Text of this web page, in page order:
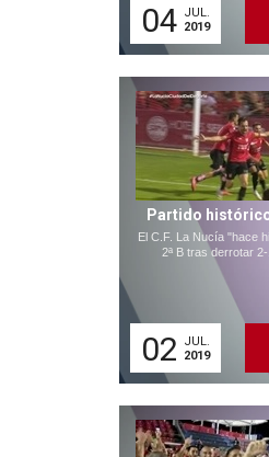
04 JUL.
2019
Partido
El C.F. La Nucía "hace
2ª B tras derrotar
02
JUL.
2019